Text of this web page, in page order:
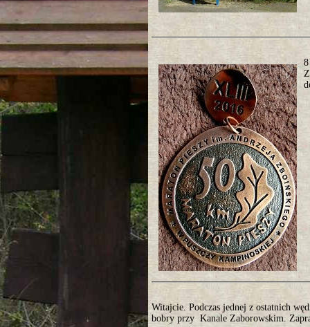
Witajcie. Podczas jednej z ostatnich
bobry przy Kanale Zaborowskim.